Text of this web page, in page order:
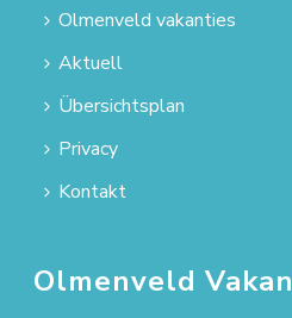
Olmenveld vakanties
Aktuell
Übersichtsplan
Privacy
Kontakt
Olmenveld